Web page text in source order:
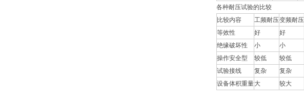
各种耐压试验的比较
比较内容
工频耐压变频耐压
等效性
好 好
绝缘破坏性
小 小
操作安全型
较低 较低
试验接线
复杂 复杂
设备体积重量大 较大